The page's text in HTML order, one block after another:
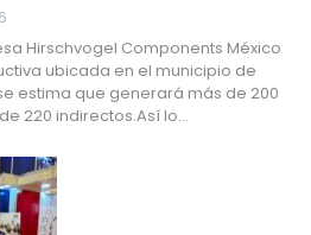
Hirschvogel Components México
ubicada en el municipio de
estima que generará más de 200
220 indirectos.Así lo…